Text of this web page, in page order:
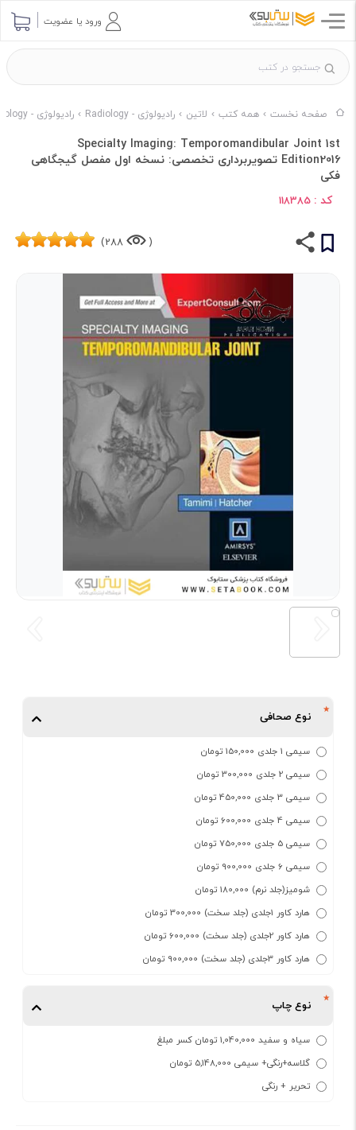
ورود یا عضویت
صفحه نخست همه کتب لاتین رادیولوژی - Radiology رادیولوژی - Radiology ناشر ELSEVIER
Specialty Imaging: Temporomandibular Joint 1st
Edition2016 تصویربرداری تخصصی: نسخه اول مفصل گیجگاهی
فکی
کد : 118385
(
288)
نوع صحافی
سیمی 1 جلدی 150,000 تومان
سیمی 2 جلدی 300,000 تومان
سیمی 3 جلدی 450,000 تومان
سیمی 4 جلدی 600,000 تومان
سیمی 5 جلدی 750,000 تومان
سیمی 6 جلدی 900,000 تومان
شومیز(جلد نرم) 180,000 تومان
هارد کاور 1جلدی (جلد سخت) 300,000 تومان
هارد کاور 2جلدی (جلد سخت) 600,000 تومان
هارد کاور 3جلدی (جلد سخت) 900,000 تومان
نوع چاپ
سیاه و سفید 1,040,000 تومان کسر مبلغ
گلاسه+رنگی+ سیمی 5,148,000 تومان
تحریر + رنگی